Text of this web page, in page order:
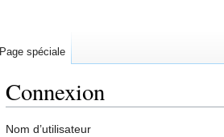
Connexion
Nom d’utilisateur
Page spéciale